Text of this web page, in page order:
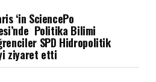
‘in SciencePo
Politika Bilimi
SPD Hidropolitik
ziyaret etti